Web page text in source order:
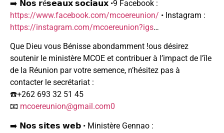
➡️ 𝗡𝗼𝘀 𝗿é𝘀𝗲𝗮𝘂𝘅 𝘀𝗼𝗰𝗶𝗮𝘂𝘅 •9 Facebook :
https://www.facebook.com/mcoereunion/ • Instagram :
https://instagram.com/mcoereunion?igs…
Que Dieu vous Bénisse abondamment !ous désirez
soutenir le ministère MCOE et contribuer à l’impact de l’île
de la Réunion par votre semence, n’hésitez pas à
contacter le secrétariat :
☎️+262 693 32 51 45
📧 mcoereunion@gmail.com0
➡️ 𝗡𝗼𝘀 𝘀𝗶𝘁𝗲𝘀 𝘄𝗲𝗯 • Ministère Gennao :